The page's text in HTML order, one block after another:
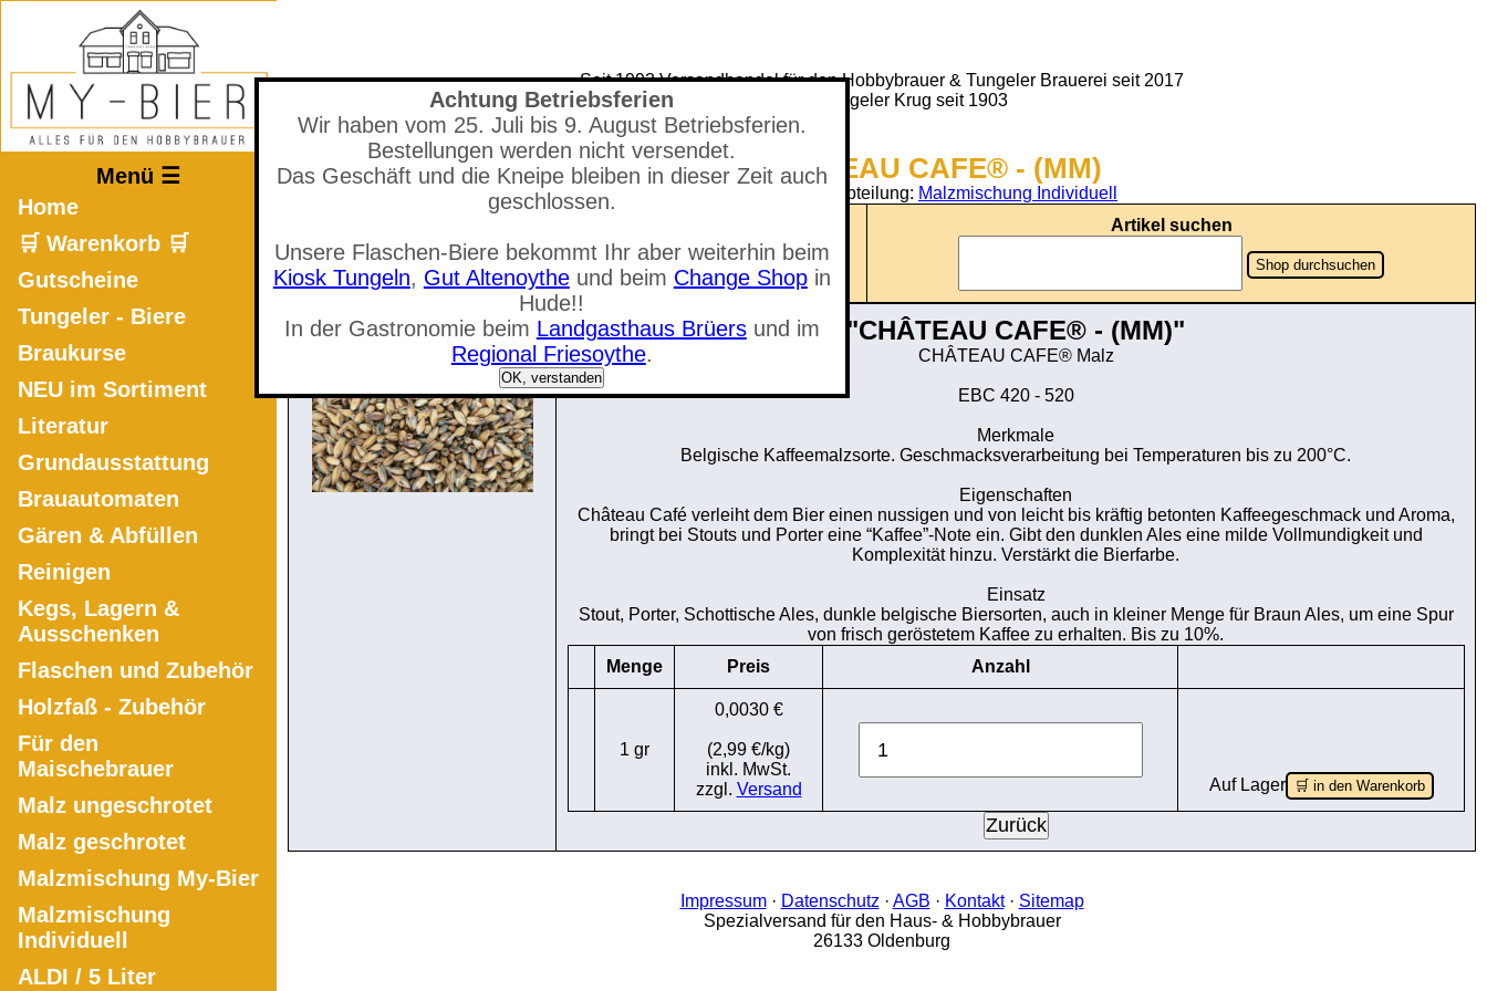
Achtung Betriebsferien
Wir haben vom 25. Juli bis 9. August Betriebsferien.
Bestellungen werden nicht versendet.
Das Geschäft und die Kneipe bleiben in dieser Zeit auch
geschlossen.
Unsere Flaschen-Biere bekommt Ihr aber weiterhin beim
Kiosk Tungeln, Gut Altenoytheund beim Change Shopin
Hude!!
In der Gastronomie beim Landgasthaus Brüersund im
Regional Friesoythe.
OK, verstanden
Seit 1993 Versandhandel für den Hobbybrauer & Tungeler Brauerei seit 2017
(Neuer) Tungeler Krug seit 1903
Menü ☰
Home
🛒 Warenkorb 🛒
Gutscheine
Tungeler - Biere
Braukurse
NEU im Sortiment
Literatur
Grundausstattung
Brauautomaten
Gären & Abfüllen
Reinigen
Kegs, Lagern &
Ausschenken
Flaschen und Zubehör
Holzfaß - Zubehör
Für den
Maischebrauer
Malz ungeschrotet
Malz geschrotet
Malzmischung My-Bier
Malzmischung
Individuell
ALDI / 5 Liter
Mastodon
Shop - CHÂTEAU CAFE® - (MM)
Sie befinden sich in der Abteilung: Malzmischung Individuell
🛒 Warenkorb anzeigen
Anzahl der Artikel: 0
Gesamtwert: 0,00 €
Artikel suchen
Shop durchsuchen
"CHÂTEAU CAFE® - (MM)"
CHÂTEAU CAFE® Malz
EBC 420 - 520
Merkmale
Belgische Kaffeemalzsorte. Geschmacksverarbeitung bei Temperaturen bis zu 200°C.
Eigenschaften
Château Café verleiht dem Bier einen nussigen und von leicht bis kräftig betonten Kaffeegeschmack und Aroma,
bringt bei Stouts und Porter eine “Kaffee”-Note ein. Gibt den dunklen Ales eine milde Vollmundigkeit und
Komplexität hinzu. Verstärkt die Bierfarbe.
Einsatz
Stout, Porter, Schottische Ales, dunkle belgische Biersorten, auch in kleiner Menge für Braun Ales, um eine Spur
von frisch geröstetem Kaffee zu erhalten. Bis zu 10%.
Menge
Preis Anzahl
1 gr
0,0030 €
(2,99 €/kg)
inkl. MwSt.
zzgl. Versand Auf Lager 🛒 in den Warenkorb
Impressum· Datenschutz · AGB · Kontakt· Sitemap
Spezialversand für den Haus- & Hobbybrauer
26133 Oldenburg